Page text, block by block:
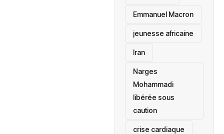
Emmanuel Macron
jeunesse africaine
‎Iran
Narges
Mohammadi
libérée sous
caution
crise cardiaque